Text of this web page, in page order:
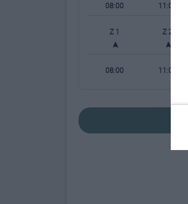
08:00 11:00
Z 1 Z 2
08:00 11:00